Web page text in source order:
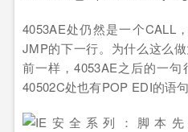
4053AE处仍然是一个CALL
JMP的下一行。为什么这么
前一样，4053AE之后的一
40502C处也有POP EDI的语句